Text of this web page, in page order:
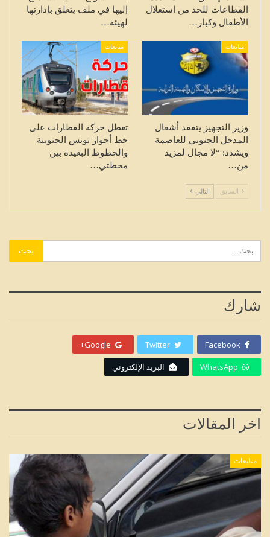
القطاعات للحد من استغلال
الأطفال وكبار…
إليها في ملف يتعلق بإدارتها
لهيئة…
متابعات
وزير التجهيز يتفقد أشغال
المدخل الجنوبي للعاصمة
ويشدد: “لا مجال لمزيد
من…
متابعات
تعطل حركة القطارات على
خط أحواز تونس الجنوبية
والخطوط البعيدة بين
محطتي…
السابق التالي
شارك
Facebook
Twitter
Google+
WhatsApp البريد الإلكتروني
اخر المقالات
متابعات